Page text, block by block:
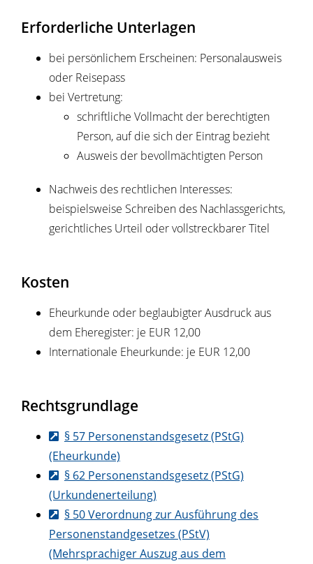
Erforderliche Unterlagen
bei persönlichem Erscheinen: Personalausweis
oder Reisepass
bei Vertretung:
schriftliche Vollmacht der berechtigten
Person, auf die sich der Eintrag bezieht
Ausweis der bevollmächtigten Person
Nachweis des rechtlichen Interesses:
beispielsweise Schreiben des Nachlassgerichts,
gerichtliches Urteil oder vollstreckbarer Titel
Kosten
Eheurkunde oder beglaubigter Ausdruck aus
dem Eheregister: je EUR 12,00
Internationale Eheurkunde: je EUR 12,00
Rechtsgrundlage
§ 57 Personenstandsgesetz (PStG)
(Eheurkunde)
§ 62 Personenstandsgesetz (PStG)
(Urkundenerteilung)
§ 50 Verordnung zur Ausführung des
Personenstandgesetzes (PStV)
(Mehrsprachiger Auszug aus dem